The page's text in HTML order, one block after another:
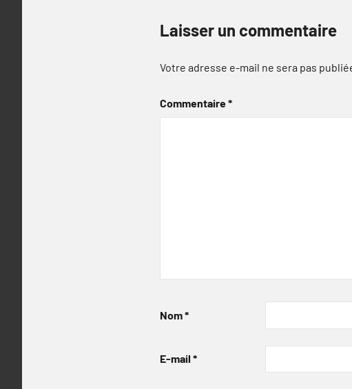
Laisser un commentaire
Votre adresse e-mail ne sera pas
Commentaire*
Nom*
E-mail *